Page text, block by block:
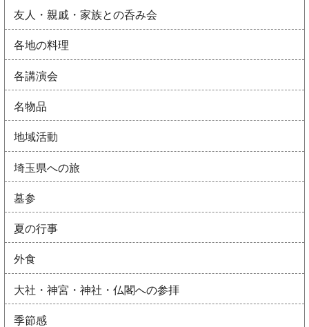
友人・親戚・家族との呑み会
各地の料理
各講演会
名物品
地域活動
埼玉県への旅
墓参
夏の行事
外食
大社・神宮・神社・仏閣への参拝
季節感